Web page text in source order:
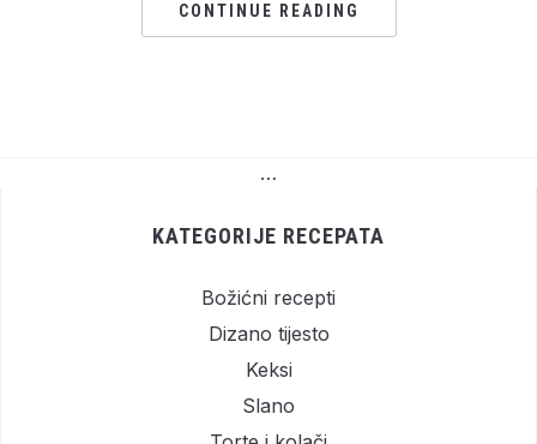
CONTINUE READING
…
KATEGORIJE RECEPATA
Božićni recepti
Dizano tijesto
Keksi
Slano